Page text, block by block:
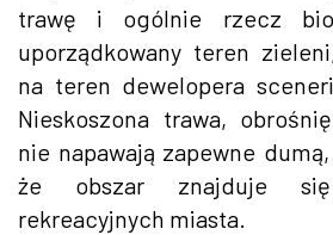
trawę i ogólnie rzecz
uporządkowany teren
na teren dewelopera
Nieskoszona trawa,
nie napawają zapewne
że obszar znajduje
rekreacyjnych miasta.